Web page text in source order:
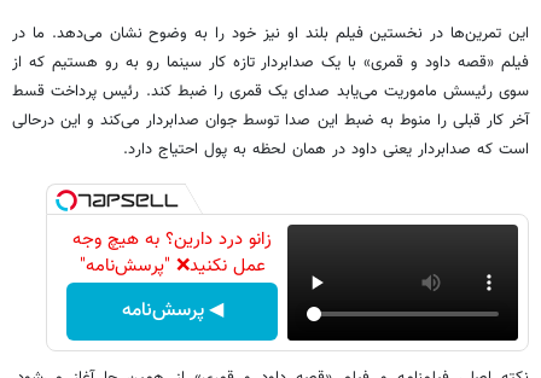
این تمرین‌ها در نخستین فیلم بلند او نیز خود را به وضوح نشان می‌دهد. ما در
فیلم «قصه داود و قمری» با یک صدابردار تازه کار سینما رو به رو هستیم که از
سوی رئیسش ماموریت می‌یابد صدای یک قمری را ضبط کند. رئیس پرداخت قسط
آخر کار قبلی را منوط به ضبط این صدا توسط جوان صدابردار می‌کند و این درحالی
است که صدابردار یعنی داود در همان لحظه به پول احتیاج دارد.
زانو درد دارین؟ به هیچ وجه
عمل نکنید❌ "پرسش‌نامه"
◀ پرسش‌نامه